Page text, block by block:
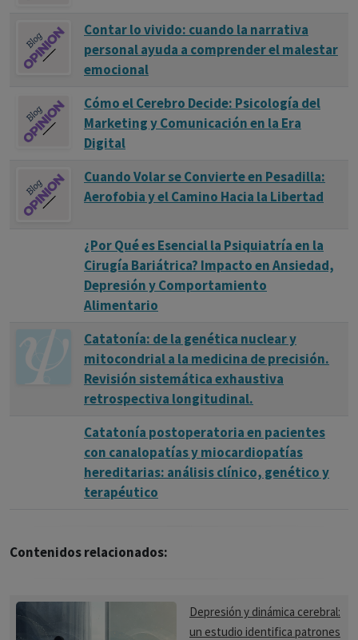
Contar lo vivido: cuando la narrativa
personal ayuda a comprender el malestar
emocional
Cómo el Cerebro Decide: Psicología del
Marketing y Comunicación en la Era
Digital
Cuando Volar se Convierte en Pesadilla:
Aerofobia y el Camino Hacia la Libertad
¿Por Qué es Esencial la Psiquiatría en la
Cirugía Bariátrica? Impacto en Ansiedad,
Depresión y Comportamiento
Alimentario
Catatonía: de la genética nuclear y
mitocondrial a la medicina de precisión.
Revisión sistemática exhaustiva
retrospectiva longitudinal.
Catatonía postoperatoria en pacientes
con canalopatías y miocardiopatías
hereditarias: análisis clínico, genético y
terapéutico
Contenidos relacionados:
Depresión y dinámica cerebral:
un estudio identifica patrones